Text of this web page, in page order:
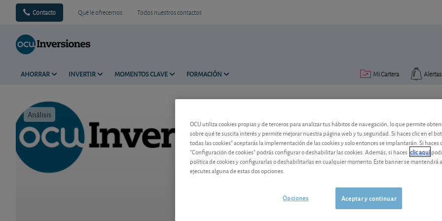
Contacto Qué le ofrecemos Todos nuestros contactos
AHORRAR INVERTIR MOMENTOS CLAVE FORMACIÓN Alertas
Mi Cartera
Análisis
Santander: Brasil coge el
Brasil se consolida como motor del
por buen camino. Entidad sólida y
ES0113900J37
OCU utiliza cookies propias y de terceros para analizar tus hábitos de navegación, lo que permite
sobre qué te suscita interés y permite mejorar nuestra página web y tu seguridad. Si haces clic en el
todas las cookies" aceptarás la implementación de las cookies y solo entonces se implantarán. Si haces
"Configuración de cookies" podrás configurar o deshabilitar las cookies. Además, si haces clic aquí
política de cookies y configurarlas o deshabilitarlas en cualquier momento. Este banner se mantendrá
ejecutes alguna de estas dos opciones.
Aceptar y continuar
Opciones